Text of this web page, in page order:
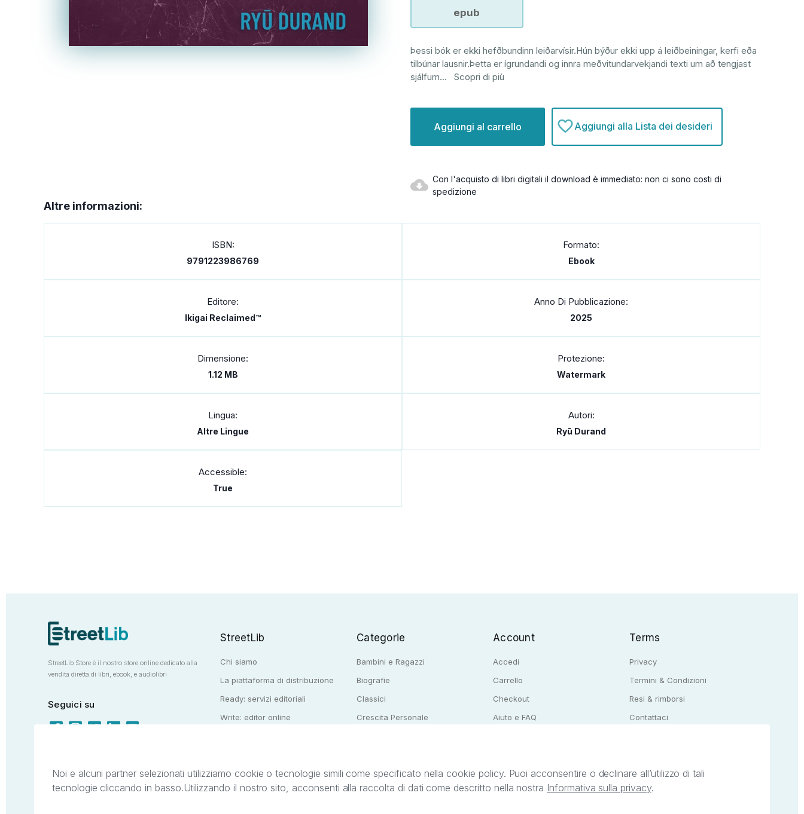
epub
Þessi bók er ekki hefðbundinn leiðarvísir.Hún býður ekki upp á leiðbeiningar, kerfi eða
tilbúnar lausnir.Þetta er ígrundandi og innra meðvitundarvekjandi texti um að tengjast
sjálfum... Scopri di più
attuale:
Aggiungi alla Lista dei desideri
Con l'acquisto di libri digitali il download è immediato: non ci sono costi di
spedizione
Altre informazioni:
ISBN:
9791223986769
Formato:
Ebook
Editore:
Ikigai Reclaimed™
Anno Di Pubblicazione:
2025
Dimensione:
1.12 MB
Protezione:
Watermark
Lingua:
Altre Lingue
Autori:
Ryū Durand
Accessible:
True
StreetLib Store è il nostro store online dedicato alla
vendita diretta di libri, ebook, e audiolibri
Seguici su
StreetLib
Chi siamo
La piattaforma di distribuzione
Ready: servizi editoriali
Write: editor online
Categorie
Bambini e Ragazzi
Biografie
Classici
Crescita Personale
Account
Accedi
Carrello
Checkout
Aiuto e FAQ
Terms
Privacy
Termini & Condizioni
Resi & rimborsi
Contattaci
Il presente sito web è di proprietà di StreetLib S.r.l. C.F. e P.IVA 05338720963. StreetLib S.r.l. è titolare di tutti i diritti di proprietà intellettuale afferenti ai marchi, loghi e
Noi e alcuni partner selezionati utilizziamo cookie o tecnologie simili come specificato nella cookie policy. Puoi acconsentire o declinare all’utilizzo di tali
tecnologie cliccando in basso.Utilizzando il nostro sito, acconsenti alla raccolta di dati come descritto nella nostra Informativa sulla privacy.